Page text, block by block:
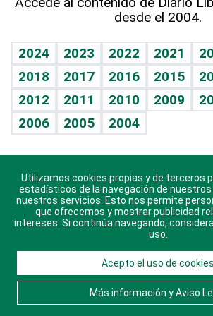
Vida y familia
Eñe
Celebrando la vida
Sin complejos
En pocas palabras
Escuchando al corazón
Economía Personal
TBT Deportivo
Guía del dinero
Horóscopos
Crucigramas
desde el 2004.
2024 2023 2022 2021
2018
2017 2016 2015
2012
2011 2010 2009
2006
2005 2004
Descarga nuestras aplicaciones
sistema Huawei.
© 2021 Diario Libre, todos los
Consulta elAviso Legal. Ponte en
nosotros y conoce más sobre
Utilizamos cookies propias y de terceros
estadísticos de la navegación de
nuestros servicios. Esto nos permite
que ofrecemos y mostrar publicidad
intereses. Si continúa navegando,
uso.
Acepto el uso de cookies
Más información y Aviso